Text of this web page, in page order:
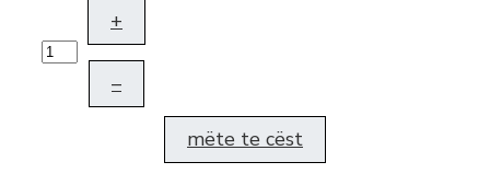
+
–
mëte te cëst